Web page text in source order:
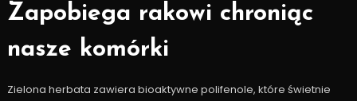
Zapobiega rakowi chroniąc
nasze komórki
Zielona herbata zawiera bioaktywne polifenole, które świetnie